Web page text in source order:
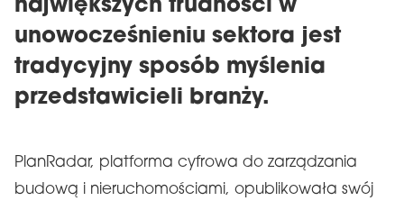
największych trudności w
unowocześnieniu sektora jest
tradycyjny sposób myślenia
przedstawicieli branży.
PlanRadar, platforma cyfrowa do zarządzania
budową i nieruchomościami, opublikowała swój